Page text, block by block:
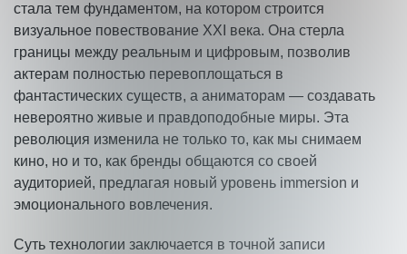
стала тем фундаментом, на котором строится
визуальное повествование XXI века. Она стерла
границы между реальным и цифровым, позволив
актерам полностью перевоплощаться в
фантастических существ, а аниматорам — создавать
невероятно живые и правдоподобные миры. Эта
революция изменила не только то, как мы снимаем
кино, но и то, как бренды общаются со своей
аудиторией, предлагая новый уровень immersion и
эмоционального вовлечения.
Суть технологии заключается в точной записи